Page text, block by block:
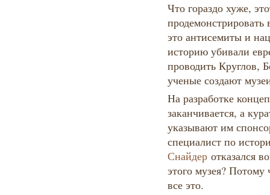
Что гораздо хуже,
это антисемиты и
историю убивали
проводить Круглов,
ученые создают
На разработке
заканчивается, а
указывают им
специалист по
Снайдеротказался
этого музея? Потому
все это.